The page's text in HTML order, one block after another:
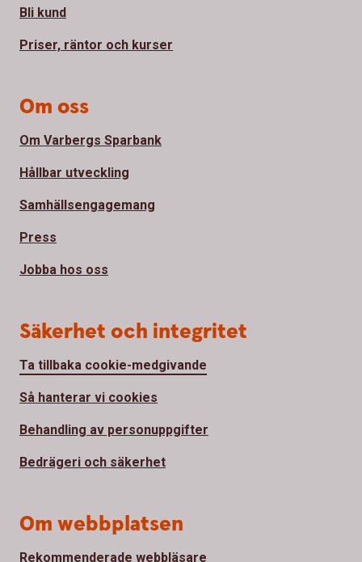
Bli kund
Priser, räntor och kurser
Om oss
Om Varbergs Sparbank
Hållbar utveckling
Samhällsengagemang
Press
Jobba hos oss
Säkerhet och integritet
Ta tillbaka cookie-medgivande
Så hanterar vi cookies
Behandling av personuppgifter
Bedrägeri och säkerhet
Om webbplatsen
Rekommenderade webbläsare